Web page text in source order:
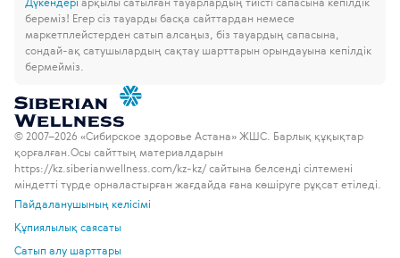
береміз! Егер сіз тауарды басқа сайттардан немесе
маркетплейстерден сатып алсаңыз, біз тауардың сапасына,
сондай-ақ сатушылардың сақтау шарттарын орындауына кепілдік
бермейміз.
© 2007–2026 «Сибирское здоровье Астана» ЖШС. Барлық құқықтар
қорғалған. Осы сайттың материалдарын
https://kz.siberianwellness.com/kz-kz/ сайтына белсенді сілтемені
міндетті түрде орналастырған жағдайда ғана көшіруге рұқсат етіледі.
Пайдаланушының келісімі
Құпиялылық саясаты
Сатып алу шарттары